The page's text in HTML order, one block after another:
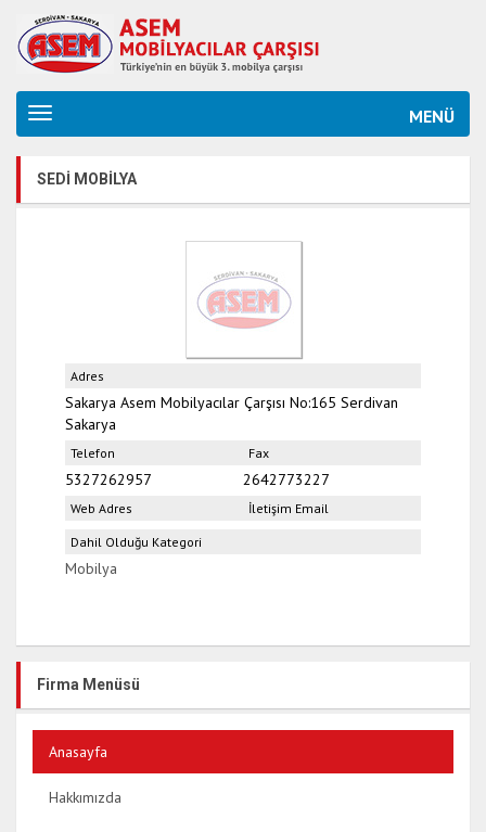
MENÜ
SEDİ MOBİLYA
Adres
Sakarya Asem Mobilyacılar Çarşısı No:165 Serdivan
Sakarya
Telefon
5327262957
Fax
2642773227
Web Adres İletişim Email
Dahil Olduğu Kategori
Mobilya
Firma Menüsü
Anasayfa
Hakkımızda